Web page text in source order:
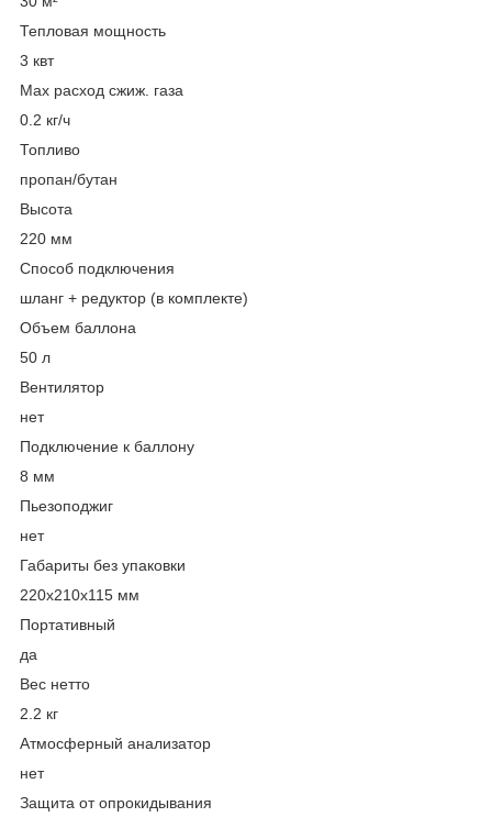
Тепловая мощность
3 квт
Max расход сжиж. газа
0.2 кг/ч
Топливо
пропан/бутан
Высота
220 мм
Способ подключения
шланг + редуктор (в комплекте)
Объем баллона
50 л
Вентилятор
нет
Подключение к баллону
8 мм
Пьезоподжиг
нет
Габариты без упаковки
220х210х115 мм
Портативный
да
Вес нетто
2.2 кг
Атмосферный анализатор
нет
Защита от опрокидывания